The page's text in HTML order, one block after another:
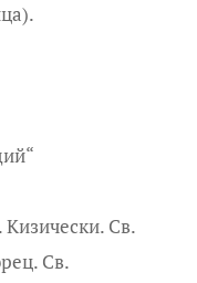
Св.
Св.